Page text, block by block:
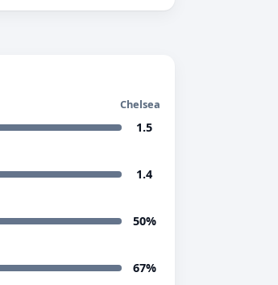
Chelsea
1.5
1.4
50%
67%